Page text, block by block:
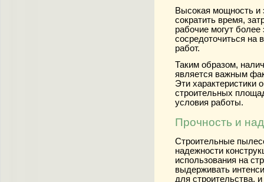
Высокая мощность и
сократить время,
рабочие могут
сосредоточиться на
работ.
Таким образом,
является важным
Эти характеристики
строительных
условия работы.
Прочность и
Строительные
надежности
использования на
выдерживать
для строительства,